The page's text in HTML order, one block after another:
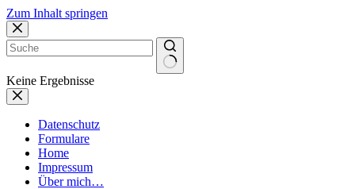
Zum Inhalt springen
Keine Ergebnisse
Datenschutz
Formulare
Home
Impressum
Über mich…